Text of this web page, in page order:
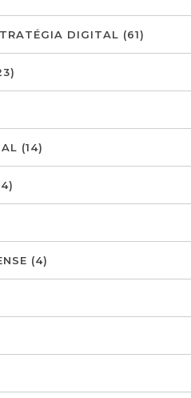
DIGITAL (61)
(14)
(4)